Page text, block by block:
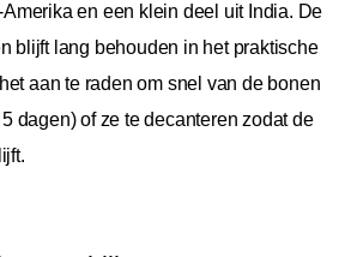
en een klein deel uit India. De
blijft lang behouden in het praktische
aan te raden om snel van de bonen
dagen) of ze te decanteren zodat de